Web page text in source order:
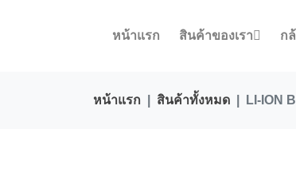
หน้าแรก สินค้าของเรา ก
หน้าแรก สินค้าทั้งหมด LI-ION